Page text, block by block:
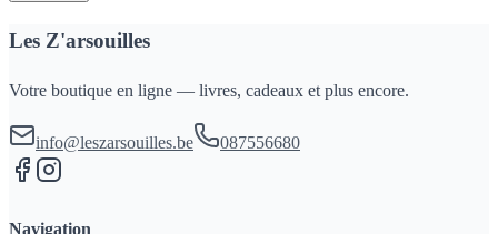
Les Z'arsouilles
Votre boutique en ligne — livres, cadeaux et plus encore.
info@leszarsouilles.be 087556680
Navigation